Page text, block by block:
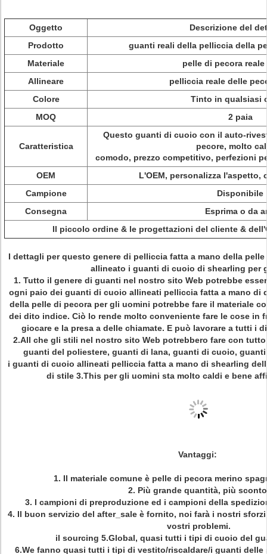
Oggetto
Descrizione del
Prodotto
guanti reali della pelliccia della
Materiale
pelle di pecora reale
Allineare
pelliccia reale delle
Colore
Tinto in qualsiasi
MOQ
2 paia
Caratteristica
Questo guanti di cuoio con il auto-
pecore, molto
comodo, prezzo competitivo, perfezioni
OEM
L'OEM, personalizza l'aspetto,
Campione
Disponibile
Consegna
Esprima o da
Il piccolo ordine & le progettazioni del cliente &
I dettagli per questo generedi pelliccia fatta a mano della
allineato i guanti di cuoio di shearling per
1. Tutto il genere di guanti nel nostro sito Web potrebbe
ogni paio dei guanti di cuoio allineati pelliccia fatta a mano di
della pelle di pecora per gli uomini potrebbe fare il materiale
dei dito indice. Ciò lo rende molto conveniente fare le cose in
giocare e la presa a delle chiamate. E può lavorare a tutti i
2.All che gli stili nel nostro sito Web potrebbero fare con
guanti del poliestere, guanti di lana, guanti di cuoio,
i guanti di cuoio allineati pelliccia fatta a mano di shearling
di stile 3.This per gli uomini sta molto caldi e bene
Vantaggi:
1. Il materiale comune è pelle di pecora merino
2. Più grande quantità, più
3. I campioni di preproduzione ed i campioni della
4. Il buon servizio del after_sale è fornito, noi farà i nostri
vostri problemi.
il sourcing 5.Global, quasi tutti i tipi di cuoio del
6.We fanno quasi tutti i tipi di vestito/riscaldare/i guanti